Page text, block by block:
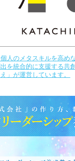
人のメタスキルを高め
を統合的に支援する共
」が運営しています。